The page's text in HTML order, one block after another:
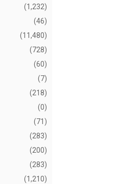
(1,232)
(46)
(11,480)
(728)
(60)
(7)
(218)
(0)
(71)
(283)
(200)
(283)
(1,210)